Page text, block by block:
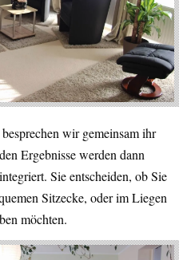
wir gemeinsam ihr
Ergebnisse werden dann
Sie entscheiden, ob Sie
Sitzecke, oder im Liegen
möchten.